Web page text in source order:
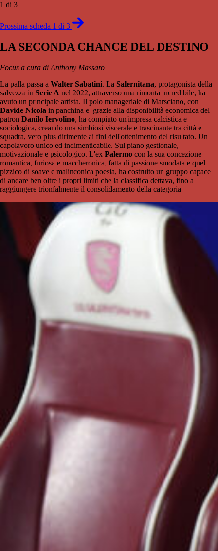
1 di 3
Prossima scheda 1 di 3
LA SECONDA CHANCE DEL DESTINO
Focus a cura di Anthony Massaro
La palla passa a Walter Sabatini. La Salernitana, protagonista della
salvezza in Serie A nel 2022, attraverso una rimonta incredibile, ha
avuto un principale artista. Il polo manageriale di Marsciano, con
Davide Nicola in panchina e grazie alla disponibilità economica del
patron Danilo Iervolino, ha compiuto un'impresa calcistica e
sociologica, creando una simbiosi viscerale e trascinante tra città e
squadra, vero plus dirimente ai fini dell'ottenimento del risultato. Un
capolavoro unico ed indimenticabile. Sul piano gestionale,
motivazionale e psicologico. L'ex Palermo con la sua concezione
romantica, furiosa e maccheronica, fatta di passione smodata e quel
pizzico di soave e malinconica poesia, ha costruito un gruppo capace
di andare ben oltre i propri limiti che la classifica dettava, fino a
raggiungere trionfalmente il consolidamento della categoria.